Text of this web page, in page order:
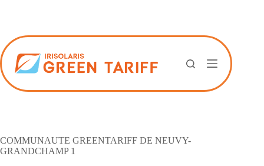
COMMUNAUTE GREENTARIFF DE NEUVY-
GRANDCHAMP 1